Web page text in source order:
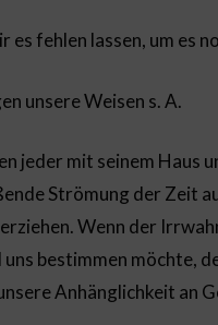
fehlen lassen, um es
unsere Weisen s. A.
jeder mit seinem Haus
Strömung der Zeit
Wenn der
bestimmen möchte,
Anhänglichkeit an